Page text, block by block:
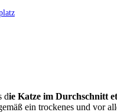
die Katze im Durchschnitt
ein trockenes und vor